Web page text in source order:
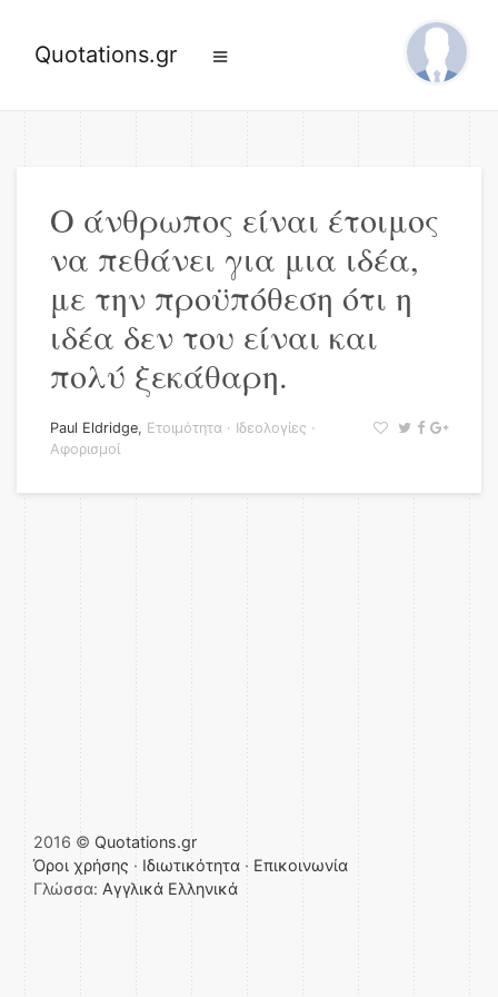
Quotations.gr
Ο άνθρωπος είναι έτοιμος
να πεθάνει για μια ιδέα,
με την προϋπόθεση ότι η
ιδέα δεν του είναι και
πολύ ξεκάθαρη.
Paul Eldridge, Ετοιμότητα · Ιδεολογίες ·
Αφορισμοί
2016 © Quotations.gr
Όροι χρήσης · Ιδιωτικότητα · Επικοινωνία
Γλώσσα: Αγγλικά Ελληνικά